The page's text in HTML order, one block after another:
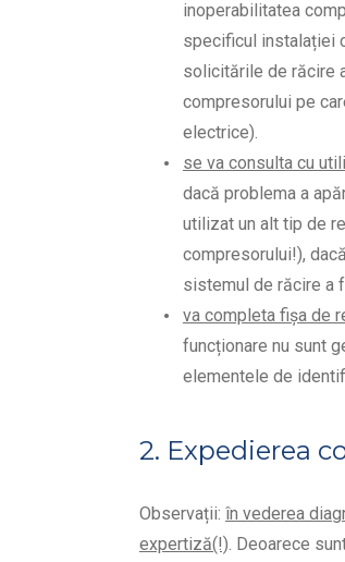
inoperabilitatea
specificul instalației
solicitările de răcire
compresorului pe
electrice).
se va consulta cu
dacă problema a
utilizat un alt tip de
compresorului!),
sistemul de răcire a
va completa fișa de
funcționare nu sunt
elementele de
2. Expedierea
Observații: în vederea
expertiză(!). Deoarece